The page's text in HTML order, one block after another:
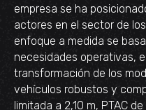
empresa se ha
actores en el sector de
enfoque a medida se
necesidades operativas,
transformación de los
vehículos robustos y
limitada a 2,10 m, PTAC